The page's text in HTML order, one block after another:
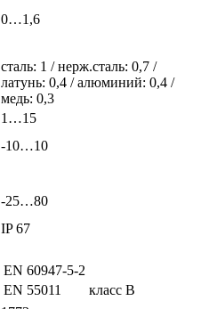
0…1,6
сталь: 1 / нерж.сталь: 0,7 /
латунь: 0,4 / алюминий: 0,4 /
медь: 0,3
1…15
-10…10
-25…80
IP 67
EN 60947-5-2
EN 55011
класс B